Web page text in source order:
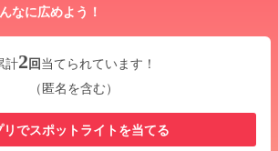
なに広めよう！
計2回当てられています！
（匿名を含む）
リでスポットライトを当てる